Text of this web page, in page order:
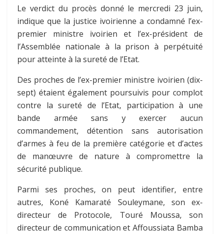
Le verdict du procès donné le mercredi 23 juin,
indique que la justice ivoirienne a condamné l’ex-
premier ministre ivoirien et l’ex-président de
l’Assemblée nationale à la prison à perpétuité
pour atteinte à la sureté de l’Etat.
Des proches de l’ex-premier ministre ivoirien (dix-
sept) étaient également poursuivis pour complot
contre la sureté de l’Etat, participation à une
bande armée sans y exercer aucun
commandement, détention sans autorisation
d’armes à feu de la première catégorie et d’actes
de manœuvre de nature à compromettre la
sécurité publique.
Parmi ses proches, on peut identifier, entre
autres, Koné Kamaraté Souleymane, son ex-
directeur de Protocole, Touré Moussa, son
directeur de communication et Affoussiata Bamba